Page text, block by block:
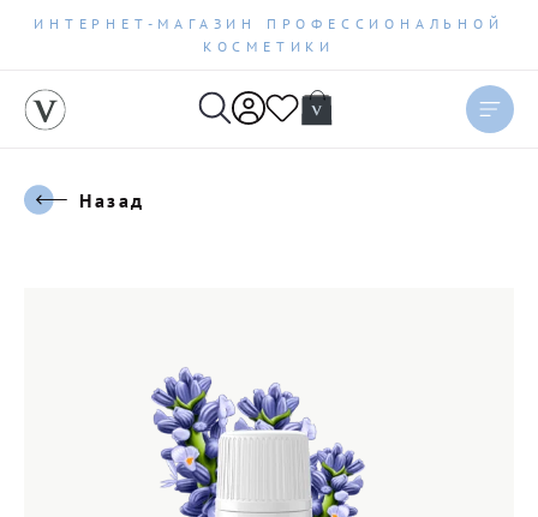
ИНТЕРНЕТ-МАГАЗИН ПРОФЕССИОНАЛЬНОЙ
КОСМЕТИКИ
Назад